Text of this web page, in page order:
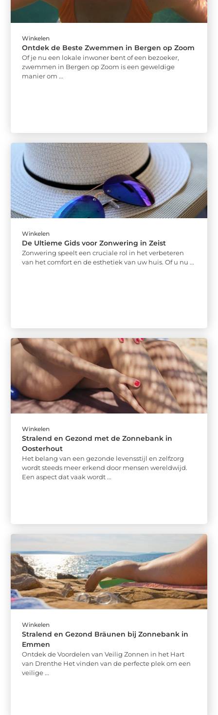
Winkelen
Ontdek de Beste Zwemmen in Bergen op Zoom
Of je nu een lokale inwoner bent of een bezoeker,
zwemmen in Bergen op Zoom is een geweldige
manier om ...
Winkelen
De Ultieme Gids voor Zonwering in Zeist
Zonwering speelt een cruciale rol in het verbeteren
van het comfort en de esthetiek van uw huis. Of u nu ...
Winkelen
Stralend en Gezond met de Zonnebank in
Oosterhout
Het belang van een gezonde levensstijl en zelfzorg
wordt steeds meer erkend door mensen wereldwijd.
Een aspect dat vaak wordt ...
Winkelen
Stralend en Gezond Bräunen bij Zonnebank in
Emmen
Ontdek de Voordelen van Veilig Zonnen in het Hart
van Drenthe Het vinden van de perfecte plek om een
veilige ...